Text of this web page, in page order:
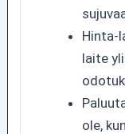
Hinta-
laite
ole,